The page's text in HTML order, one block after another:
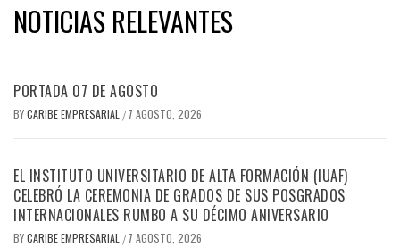
NOTICIAS RELEVANTES
PORTADA 07 DE AGOSTO
BYCARIBE EMPRESARIAL / 7 AGOSTO, 2026
EL INSTITUTO UNIVERSITARIO DE ALTA FORMACIÓN (IUAF)
CELEBRÓ LA CEREMONIA DE GRADOS DE SUS POSGRADOS
INTERNACIONALES RUMBO A SU DÉCIMO ANIVERSARIO
BYCARIBE EMPRESARIAL / 7 AGOSTO, 2026